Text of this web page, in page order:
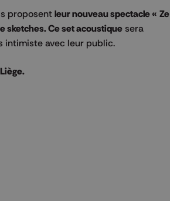
proposentleur nouveau spectacle « Ze
sketches. Ce set acoustique sera
intimiste avec leur public.